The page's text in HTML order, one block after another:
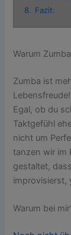
8. Fazit:
Warum
Zumba ist
Egal, ob du
Taktgefühl
nicht um
tanzen wir im
gestaltet,
improvisierst,
Warum bei